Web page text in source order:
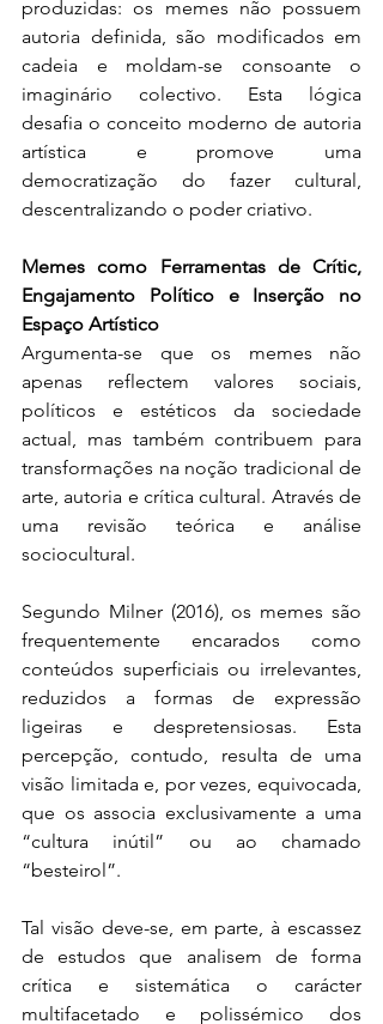
produzidas: os memes não possuem
autoria definida, são modificados em
cadeia e moldam-se consoante o
imaginário colectivo. Esta lógica
desafia o conceito moderno de autoria
artística e promove uma
democratização do fazer cultural,
descentralizando o poder criativo.
Memes como Ferramentas de Crític,
Engajamento Político e Inserção no
Espaço Artístico
Argumenta-se que os memes não
apenas reflectem valores sociais,
políticos e estéticos da sociedade
actual, mas também contribuem para
transformações na noção tradicional de
arte, autoria e crítica cultural. Através de
uma revisão teórica e análise
sociocultural.
Segundo Milner (2016), os memes são
frequentemente encarados como
conteúdos superficiais ou irrelevantes,
reduzidos a formas de expressão
ligeiras e despretensiosas. Esta
percepção, contudo, resulta de uma
visão limitada e, por vezes, equivocada,
que os associa exclusivamente a uma
“cultura inútil” ou ao chamado
“besteirol”.
Tal visão deve-se, em parte, à escassez
de estudos que analisem de forma
crítica e sistemática o carácter
multifacetado e polissémico dos